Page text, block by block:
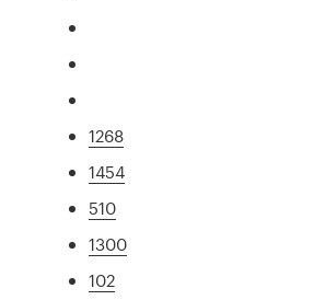
1268
1454
510
1300
102